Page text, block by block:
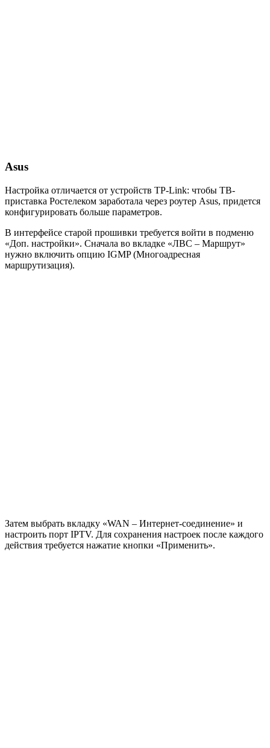
Asus
Настройка отличается от устройств TP-Link: чтобы ТВ-
приставка Ростелеком заработала через роутер Asus, придется
конфигурировать больше параметров.
В интерфейсе старой прошивки требуется войти в подменю
«Доп. настройки». Сначала во вкладке «ЛВС – Маршрут»
нужно включить опцию IGMP(Многоадресная
маршрутизация).
Затем выбрать вкладку «WAN – Интернет-соединение» и
настроить порт IPTV. Для сохранения настроек после каждого
действия требуется нажатие кнопки «Применить».